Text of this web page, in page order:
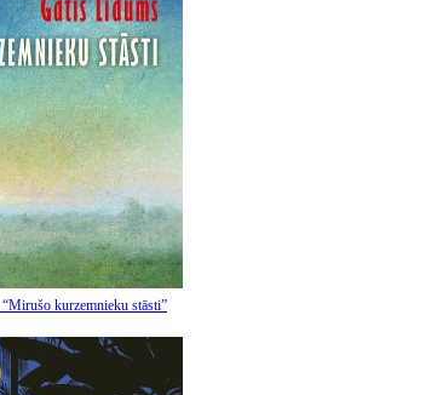
kurzemnieku stāsti”